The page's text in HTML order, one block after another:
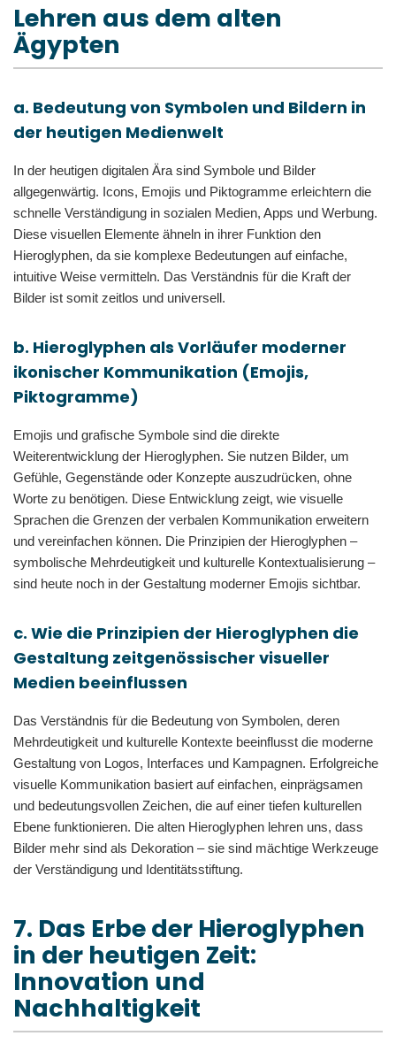
Lehren aus dem alten
Ägypten
a. Bedeutung von Symbolen und Bildern in
der heutigen Medienwelt
In der heutigen digitalen Ära sind Symbole und Bilder
allgegenwärtig. Icons, Emojis und Piktogramme erleichtern die
schnelle Verständigung in sozialen Medien, Apps und Werbung.
Diese visuellen Elemente ähneln in ihrer Funktion den
Hieroglyphen, da sie komplexe Bedeutungen auf einfache,
intuitive Weise vermitteln. Das Verständnis für die Kraft der
Bilder ist somit zeitlos und universell.
b. Hieroglyphen als Vorläufer moderner
ikonischer Kommunikation (Emojis,
Piktogramme)
Emojis und grafische Symbole sind die direkte
Weiterentwicklung der Hieroglyphen. Sie nutzen Bilder, um
Gefühle, Gegenstände oder Konzepte auszudrücken, ohne
Worte zu benötigen. Diese Entwicklung zeigt, wie visuelle
Sprachen die Grenzen der verbalen Kommunikation erweitern
und vereinfachen können. Die Prinzipien der Hieroglyphen –
symbolische Mehrdeutigkeit und kulturelle Kontextualisierung –
sind heute noch in der Gestaltung moderner Emojis sichtbar.
c. Wie die Prinzipien der Hieroglyphen die
Gestaltung zeitgenössischer visueller
Medien beeinflussen
Das Verständnis für die Bedeutung von Symbolen, deren
Mehrdeutigkeit und kulturelle Kontexte beeinflusst die moderne
Gestaltung von Logos, Interfaces und Kampagnen. Erfolgreiche
visuelle Kommunikation basiert auf einfachen, einprägsamen
und bedeutungsvollen Zeichen, die auf einer tiefen kulturellen
Ebene funktionieren. Die alten Hieroglyphen lehren uns, dass
Bilder mehr sind als Dekoration – sie sind mächtige Werkzeuge
der Verständigung und Identitätsstiftung.
7. Das Erbe der Hieroglyphen
in der heutigen Zeit:
Innovation und
Nachhaltigkeit